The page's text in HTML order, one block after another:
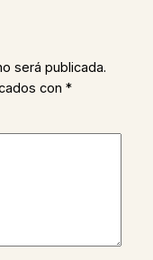
será publicada.
con *